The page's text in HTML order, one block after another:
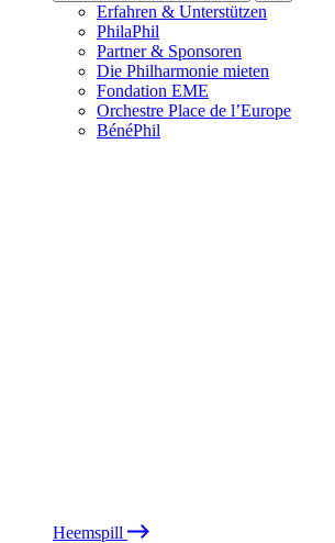
Erfahren & Unterstützen
PhilaPhil
Partner & Sponsoren
Die Philharmonie mieten
Fondation EME
Orchestre Place de l’Europe
BénéPhil
Heemspill